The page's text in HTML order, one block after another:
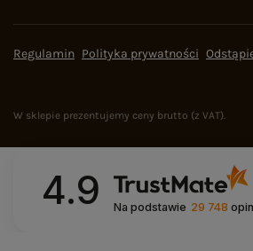
Regulamin Polityka prywatności
W sklepie prezentujemy ceny brutto (z VAT).
4.9 Na podstawie 29 748